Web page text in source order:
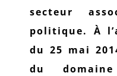
secteur
politique. À
du 25 mai
du